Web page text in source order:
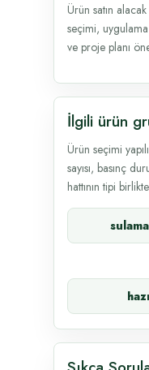
Ürün satın
seçimi,
ve proje planı
İlgili ürün
Ürün seçimi
sayısı, basınç
hattının tipi